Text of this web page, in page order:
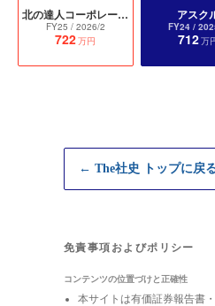
北の達人コーポレーション
FY25 / 2026/2
722万円
アスク
FY24 /
712万
← The社史 トップに戻
免責事項およびポリシー
コンテンツの位置づけと正確性
本サイトは有価証券報告書